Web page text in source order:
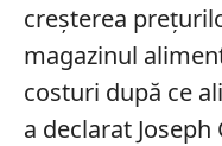
creșterea
magazinul
costuri după ce
a declarat